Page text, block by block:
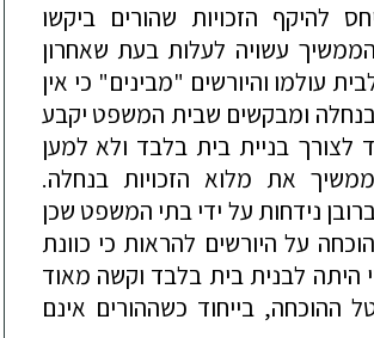
להיקף הזכויות שהורים ביקשו
עשויה לעלות בעת שאחרון
עולמו והיורשים "מבינים" כי אין
ומבקשים שבית המשפט יקבע
לצורך בניית בית בלבד ולא למען
את מלוא הזכויות בנחלה.
נידחות על ידי בתי המשפט שכן
על היורשים להראות כי כוונת
היתה לבנית בית בלבד וקשה מאוד
ההוכחה, בייחוד כשההורים אינם